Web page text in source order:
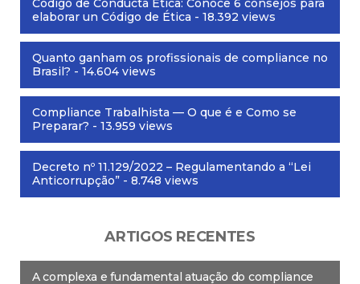
elaborar un Código de Ética - 18.392 views
Quanto ganham os profissionais de compliance no
Brasil? - 14.604 views
Compliance Trabalhista — O que é e Como se
Preparar? - 13.959 views
Decreto nº 11.129/2022 – Regulamentando a “Lei
Anticorrupção” - 8.748 views
ARTIGOS RECENTES
A complexa e fundamental atuação do compliance